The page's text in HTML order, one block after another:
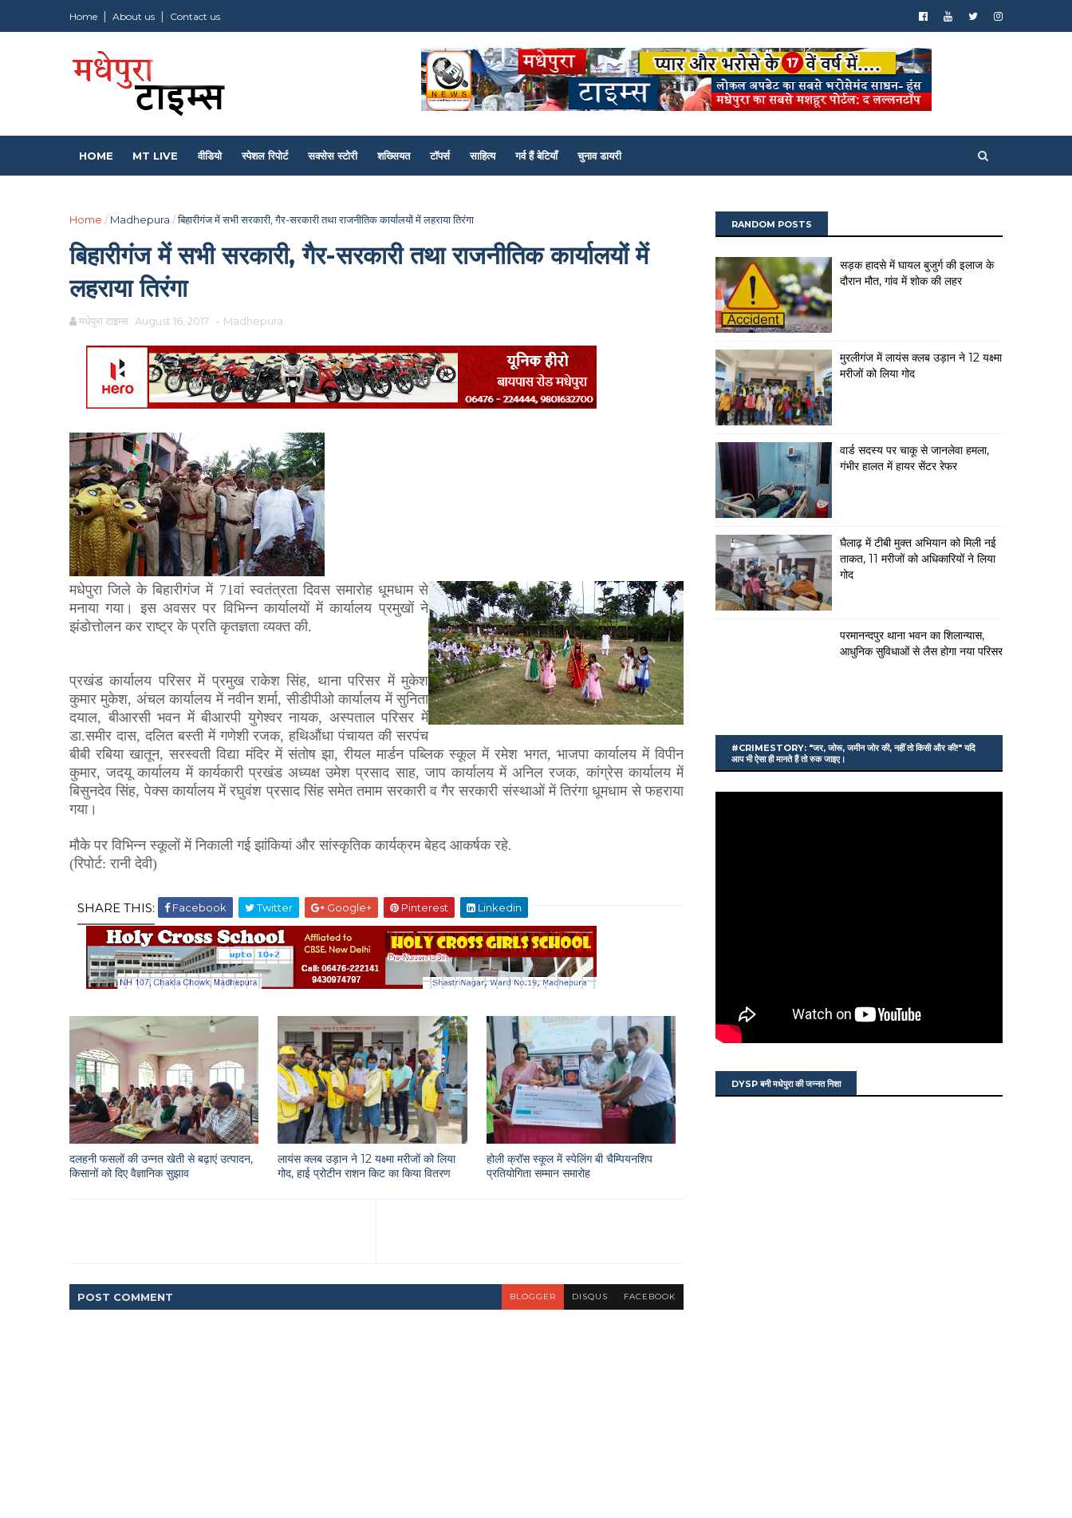
Home About us Contact us
HOME MT LIVE वीडियो स्पेशल रिपोर्ट सक्सेस स्टोरी शख्सियत टॉपर्स साहित्य गर्व हैं बेटियाँ चुनाव डायरी
Home / Madhepura /बिहारीगंज में सभी सरकारी, गैर-सरकारी तथा राजनीतिक कार्यालयों में लहराया तिरंगा
बिहारीगंज में सभी सरकारी, गैर-सरकारी तथा राजनीतिक कार्यालयों में
लहराया तिरंगा
मधेपुरा टाइम्स August 16, 2017 - Madhepura
मधेपुरा जिले के बिहारीगंज में 71वां स्वतंत्रता दिवस समारोह धूमधाम से
मनाया गया। इस अवसर पर विभिन्न कार्यालयों में कार्यालय प्रमुखों ने
झंडोत्तोलन कर राष्ट्र के प्रति कृतज्ञता व्यक्त की.
प्रखंड कार्यालय परिसर में प्रमुख राकेश सिंह, थाना परिसर में मुकेश
कुमार मुकेश, अंचल कार्यालय में नवीन शर्मा, सीडीपीओ कार्यालय में सुनिता
दयाल, बीआरसी भवन में बीआरपी युगेश्वर नायक, अस्पताल परिसर में
डा.समीर दास, दलित बस्ती में गणेशी रजक, हथिऔंधा पंचायत की सरपंच
बीबी रबिया खातून, सरस्वती विद्या मंदिर में संतोष झा, रीयल मार्डन पब्लिक स्कूल में रमेश भगत, भाजपा कार्यालय में विपीन
कुमार, जदयू कार्यालय में कार्यकारी प्रखंड अध्यक्ष उमेश प्रसाद साह, जाप कार्यालय में अनिल रजक, कांग्रेस कार्यालय में
बिसुनदेव सिंह, पेक्स कार्यालय में रघुवंश प्रसाद सिंह समेत तमाम सरकारी व गैर सरकारी संस्थाओं में तिरंगा धूमधाम से फहराया
गया।
मौके पर विभिन्न स्कूलों में निकाली गई झांकियां और सांस्कृतिक कार्यक्रम बेहद आकर्षक रहे.
(रिपोर्ट: रानी देवी)
SHARE THIS: Facebook Twitter Google+ Pinterest Linkedin
दलहनी फसलों की उन्नत खेती से बढ़ाएं उत्पादन,
किसानों को दिए वैज्ञानिक सुझाव
लायंस क्लब उड़ान ने 12 यक्ष्मा मरीजों को लिया
गोद, हाई प्रोटीन राशन किट का किया वितरण
होली क्रॉस स्कूल में स्पेलिंग बी चैम्पियनशिप
प्रतियोगिता सम्मान समारोह
POST COMMENT BLOGGER DISQUS FACEBOOK
RANDOM POSTS
सड़क हादसे में घायल बुजुर्ग की इलाज के
दौरान मौत, गांव में शोक की लहर
मुरलीगंज में लायंस क्लब उड़ान ने 12 यक्ष्मा
मरीजों को लिया गोद
वार्ड सदस्य पर चाकू से जानलेवा हमला,
गंभीर हालत में हायर सेंटर रेफर
घैलाढ़ में टीबी मुक्त अभियान को मिली नई
ताकत, 11 मरीजों को अधिकारियों ने लिया
गोद
परमानन्दपुर थाना भवन का शिलान्यास,
आधुनिक सुविधाओं से लैस होगा नया परिसर
#CRIMESTORY: "जर, जोरू, जमीन जोर की, नहीं तो किसी और की!" यदि
आप भी ऐसा ही मानते हैं तो रुक जाइए।
DYSP बनी मधेपुरा की जन्नत निशा